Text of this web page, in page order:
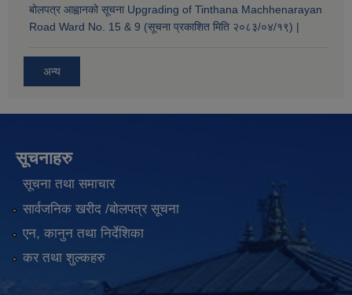
बोलपत्र आह्वानको सूचना Upgrading of Tinthana Machhenarayan
Road Ward No. 15 & 9 (सूचना प्रकाशित मिति २०८३/०४/१९) |
अन्य
सूचनाहरु
सूचना तथा समाचार
सार्वजनिक खरीद /बोलपत्र सूचना
एन, कानुन तथा निर्देशिका
कर तथा शुल्कहरु